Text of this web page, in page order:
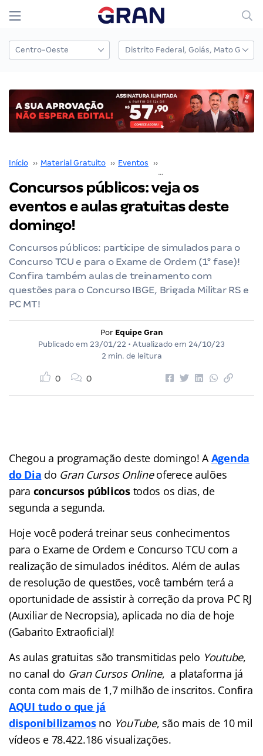
Início ›› Material Gratuito ›› Eventos ››
Concursos públicos: veja os
eventos e aulas gratuitas deste
domingo!
Concursos públicos: participe de simulados para o
Concurso TCU e para o Exame de Ordem (1° fase)!
Confira também aulas de treinamento com
questões para o Concurso IBGE, Brigada Militar RS e
PC MT!
Por Equipe Gran
Publicado em 23/01/22 • Atualizado em 24/10/23
2 min. de leitura
0 0
Chegou a programação deste domingo! AAgenda
do Dia do Gran Cursos Onlineoferece aulões
para concursos públicos todos os dias, de
segunda a segunda.
Hoje você poderá treinar seus conhecimentos
para o Exame de Ordem e Concurso TCU com a
realização de simulados inéditos. Além de aulas
de resolução de questões, você também terá a
oportunidade de assistir à correção da prova PC RJ
(Auxiliar de Necropsia), aplicada no dia de hoje
(Gabarito Extraoficial)!
As aulas gratuitas são transmitidas pelo Youtube,
no canal do Gran Cursos Online, a plataforma já
conta com mais de 1,7 milhão de inscritos. Confira
AQUI tudo o que já
disponibilizamosno YouTube, são mais de 10 mil
vídeos e 78.422.186 visualizações.